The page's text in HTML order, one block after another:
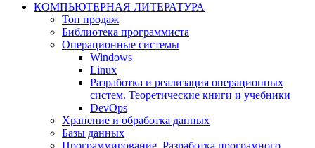
КОМПЬЮТЕРНАЯ ЛИТЕРАТУРА
Топ продаж
Библиотека программиста
Операционные системы
Windows
Linux
Разработка и реализация операционных
систем. Теоретические книги и учебники
DevOps
Хранение и обработка данных
Базы данных
Программирование. Разработка програмного